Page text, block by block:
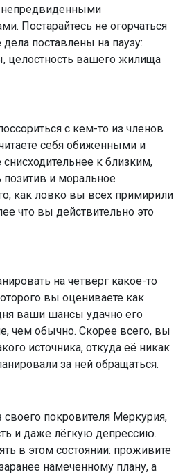
непредвиденными
Постарайтесь не огорчаться
дела поставлены на паузу:
целостность вашего жилища
с кем-то из членов
себя обиженными и
к близким,
позитив и моральное
как ловко вы всех примирили
что вы действительно это
на четверг какое-то
вы оцениваете как
ваши шансы удачно его
чем обычно. Скорее всего, вы
источника, откуда её никак
за ней обращаться.
покровителя Меркурия,
и даже лёгкую депрессию.
в этом состоянии: проживите
намеченному плану, а